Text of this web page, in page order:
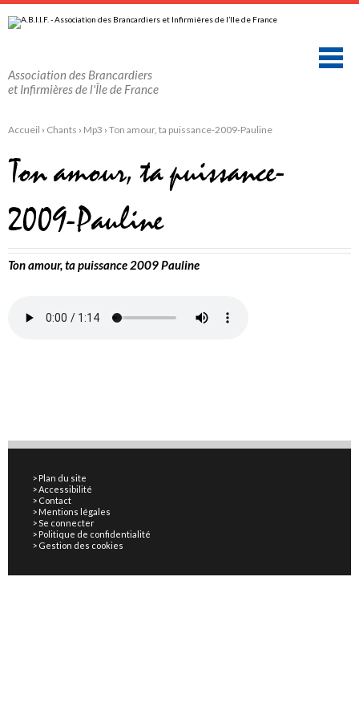
au
contenu.
navigation
personnels
Association des Brancardiers
et Infirmières de l'Île de France
Accueil › Chants › Mp3 › Ton amour, ta puissance-2009-Pauline
Ton amour, ta puissance-
2009-Pauline
Ton amour, ta puissance 2009 Pauline
Plan du site
Accessibilité
Contact
Mentions légales
Se connecter
Politique de confidentialité
Gestion des cookies